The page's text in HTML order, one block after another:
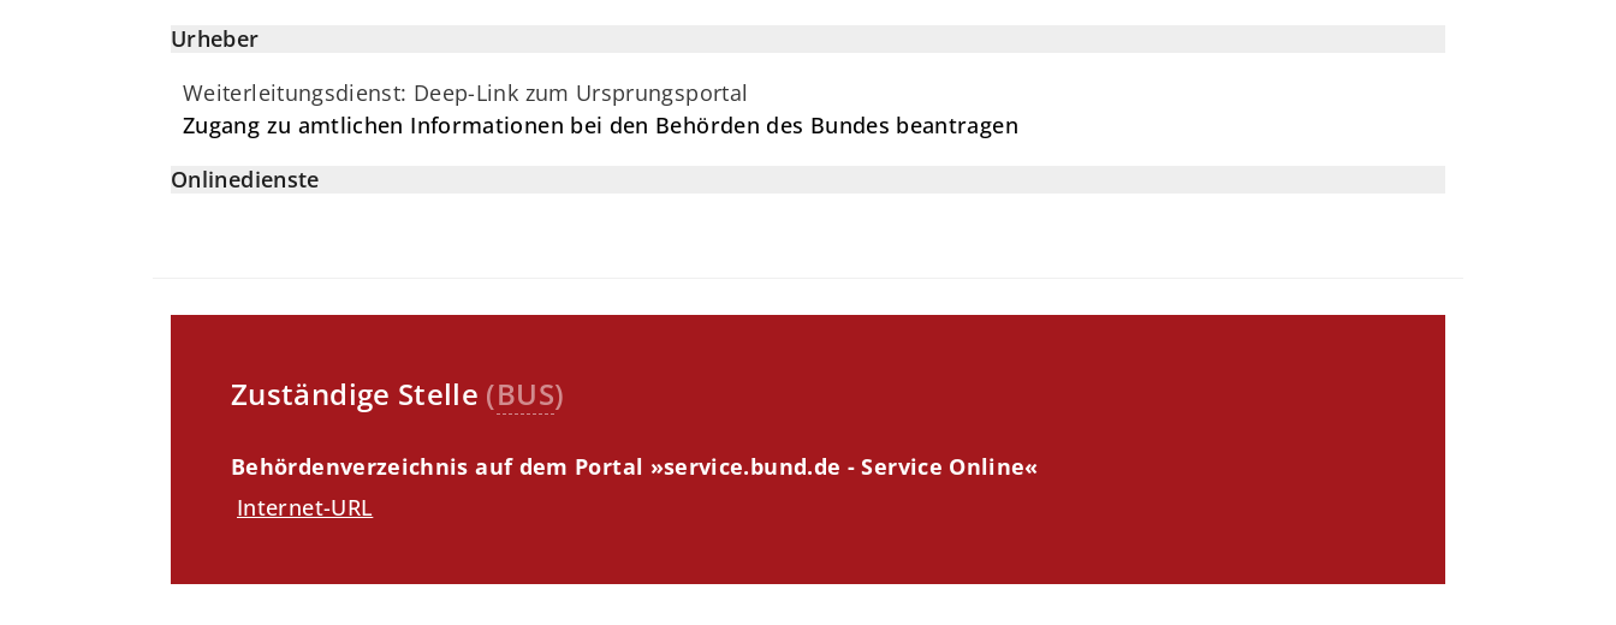
Urheber
Weiterleitungsdienst: Deep-Link zum Ursprungsportal
Zugang zu amtlichen Informationen bei den Behörden des Bundes beantragen
Onlinedienste
Zuständige Stelle (BUS)
Behördenverzeichnis auf dem Portal »service.bund.de - Service Online«
Internet-URL